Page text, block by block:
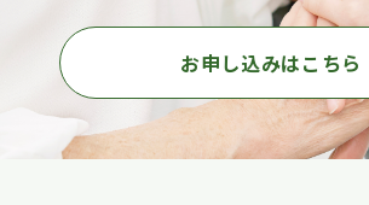
お申し込みはこちら